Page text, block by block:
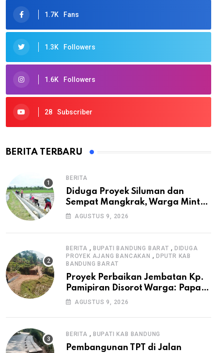
1.7K Fans
1.3K Followers
1.6K Followers
28 Subscriber
BERITA TERBARU
BERITA
Diduga Proyek Siluman dan
Sempat Mangkrak, Warga Minta
APH Usut Tuntas Pembangunan
AGUSTUS 9, 2026
BERITA , BUPATI BANDUNG BARAT , DIDUGA
PROYEK AJANG BANCAKAN , DPUTR KAB
BANDUNG BARAT
Proyek Perbaikan Jembatan Kp.
Pamipiran Disorot Warga: Papan
Informasi Tak Cantumkan PPK,
AGUSTUS 9, 2026
BERITA , BUPATI KAB BANDUNG
Pembangunan TPT di Jalan